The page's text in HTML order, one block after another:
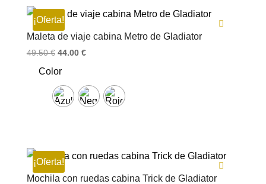
¡Oferta!
Maleta de viaje cabina Metro de Gladiator
49.50€ El
era:
49.50 €.
44.00 €El
es:
44.00 €.
Color
¡Oferta!
Mochila con ruedas cabina Trick de Gladiator